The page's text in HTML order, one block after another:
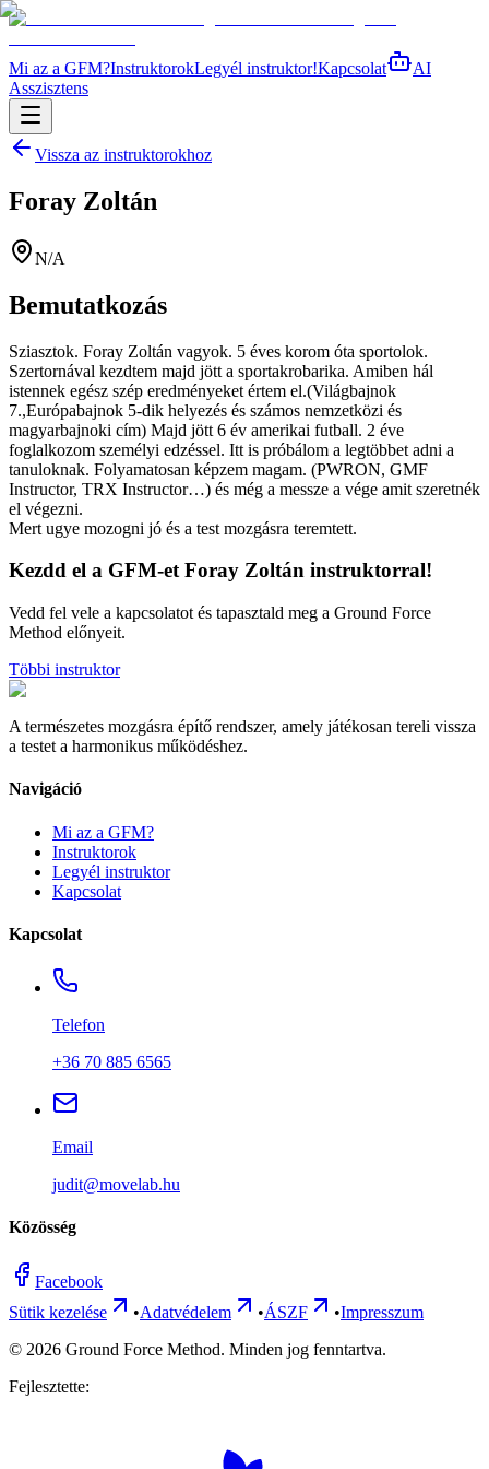
Mi az a GFM?InstruktorokLegyél instruktor!Kapcsolat
AI
Asszisztens
Vissza az instruktorokhoz
Foray Zoltán
N/A
Bemutatkozás
Sziasztok. Foray Zoltán vagyok. 5 éves korom óta sportolok.
Szertornával kezdtem majd jött a sportakrobarika. Amiben hál
istennek egész szép eredményeket értem el.(Világbajnok
7.,Európabajnok 5-dik helyezés és számos nemzetközi és
magyarbajnoki cím) Majd jött 6 év amerikai futball. 2 éve
foglalkozom személyi edzéssel. Itt is próbálom a legtöbbet adni a
tanuloknak. Folyamatosan képzem magam. (PWRON, GMF
Instructor, TRX Instructor…) és még a messze a vége amit szeretnék
el végezni.
Mert ugye mozogni jó és a test mozgásra teremtett.
Kezdd el a GFM-etForay Zoltán instruktorral!
Vedd fel vele a kapcsolatot és tapasztald meg a Ground Force
Method előnyeit.
Többi instruktor
A természetes mozgásra építő rendszer, amely játékosan tereli vissza
a testet a harmonikus működéshez.
Navigáció
Mi az a GFM?
Instruktorok
Legyél instruktor
Kapcsolat
Kapcsolat
Telefon
+36 70 885 6565
Email
judit@movelab.hu
Közösség
Facebook
Sütik kezelése
•Adatvédelem •ÁSZF •Impresszum
© 2026 Ground Force Method. Minden jog fenntartva.
Fejlesztette: